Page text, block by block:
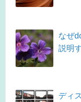
なぜ
説明
ディ